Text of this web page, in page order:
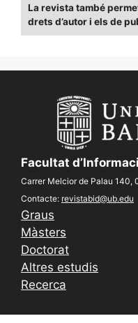
La revista també
drets d’autor i els de
Facultat
Carrer Melcior de Palau 140,
Contacte: revistabid@ub.edu
Graus
Màsters
Doctorat
Altres estudis
Recerca